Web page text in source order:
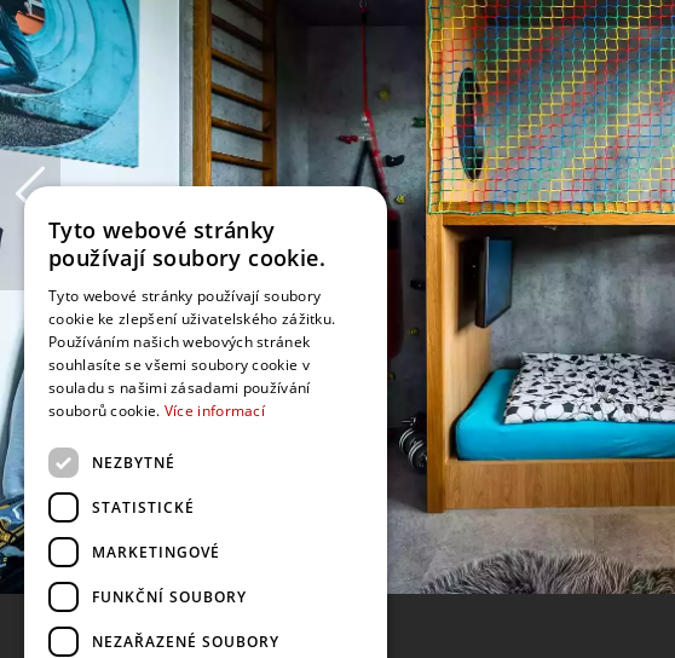
Tyto webové stránky
používají soubory cookie.
Tyto webové stránky používají soubory
cookie ke zlepšení uživatelského zážitku.
Používáním našich webových stránek
souhlasíte se všemi soubory cookie v
souladu s našimi zásadami používání
souborů cookie. Více informací
NEZBYTNÉ
STATISTICKÉ
MARKETINGOVÉ
FUNKČNÍ SOUBORY
NEZAŘAZENÉ SOUBORY